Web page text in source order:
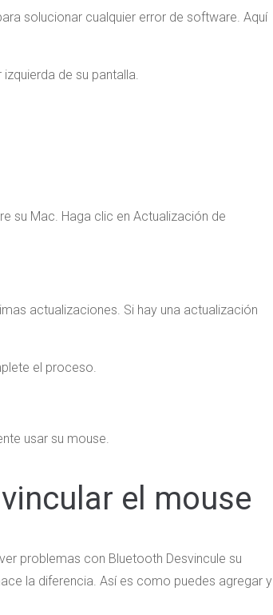
solucionar cualquier error de software. Aquí
de su pantalla.
su Mac. Haga clic en Actualización de
actualizaciones. Si hay una actualización
el proceso.
usar su mouse.
el mouse
problemas con Bluetooth Desvincule su
la diferencia. Así es como puedes agregar y